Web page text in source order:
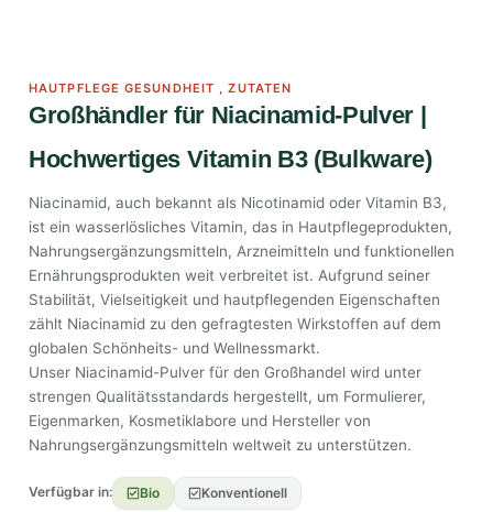
HAUTPFLEGE GESUNDHEIT ,ZUTATEN
Großhändler für Niacinamid-Pulver |
Hochwertiges Vitamin B3 (Bulkware)
Niacinamid, auch bekannt als Nicotinamid oder Vitamin B3,
ist ein wasserlösliches Vitamin, das in Hautpflegeprodukten,
Nahrungsergänzungsmitteln, Arzneimitteln und funktionellen
Ernährungsprodukten weit verbreitet ist. Aufgrund seiner
Stabilität, Vielseitigkeit und hautpflegenden Eigenschaften
zählt Niacinamid zu den gefragtesten Wirkstoffen auf dem
globalen Schönheits- und Wellnessmarkt.
Unser Niacinamid-Pulver für den Großhandel wird unter
strengen Qualitätsstandards hergestellt, um Formulierer,
Eigenmarken, Kosmetiklabore und Hersteller von
Nahrungsergänzungsmitteln weltweit zu unterstützen.
Verfügbar in: Bio Konventionell